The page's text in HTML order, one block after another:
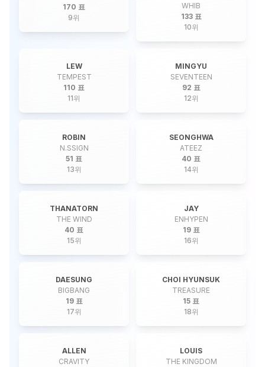
170 표
9위
WHIB
133 표
10위
LEW
TEMPEST
110 표
11위
MINGYU
SEVENTEEN
92 표
12위
ROBIN
N.SSIGN
51 표
13위
SEONGHWA
ATEEZ
40 표
14위
THANATORN
THE WIND
40 표
15위
JAY
ENHYPEN
19 표
16위
DAESUNG
BIGBANG
19 표
17위
CHOI HYUNSUK
TREASURE
15 표
18위
ALLEN
CRAVITY
LOUIS
THE KINGDOM